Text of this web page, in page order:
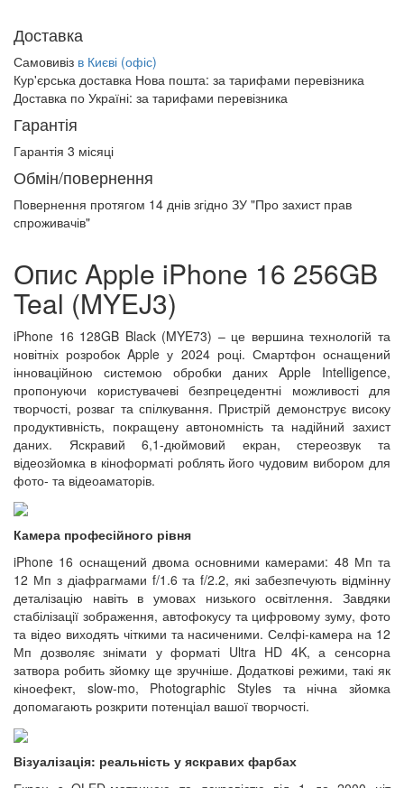
Доставка
Самовивіз в Києві (офіс)
Кур'єрська доставка Нова пошта: за тарифами перевізника
Доставка по Україні: за тарифами перевізника
Гарантія
Гарантія 3 місяці
Обмін/повернення
Повернення протягом 14 днів згідно ЗУ "Про захист прав
спроживачів"
Опис Apple iPhone 16 256GB
Teal (MYEJ3)
iPhone 16 128GB Black (MYE73) – це вершина технологій та
новітніх розробок Apple у 2024 році. Смартфон оснащений
інноваційною системою обробки даних Apple Intelligence,
пропонуючи користувачеві безпрецедентні можливості для
творчості, розваг та спілкування. Пристрій демонструє високу
продуктивність, покращену автономність та надійний захист
даних. Яскравий 6,1-дюймовий екран, стереозвук та
відеозйомка в кіноформаті роблять його чудовим вибором для
фото- та відеоаматорів.
Камера професійного рівня
iPhone 16 оснащений двома основними камерами: 48 Мп та
12 Мп з діафрагмами f/1.6 та f/2.2, які забезпечують відмінну
деталізацію навіть в умовах низького освітлення. Завдяки
стабілізації зображення, автофокусу та цифровому зуму, фото
та відео виходять чіткими та насиченими. Селфі-камера на 12
Мп дозволяє знімати у форматі Ultra HD 4K, а сенсорна
затвора робить зйомку ще зручніше. Додаткові режими, такі як
кіноефект, slow-mo, Photographic Styles та нічна зйомка
допомагають розкрити потенціал вашої творчості.
Візуалізація: реальність у яскравих фарбах